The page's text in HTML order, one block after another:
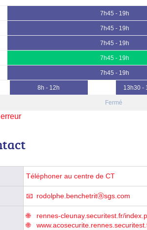
7h45 - 19h
7h45 - 19h
7h45 - 19h
7h45 - 19h
7h45 - 19h
8h - 12h 13h30 -
Fermé
Téléphoner au centre de CT
rodolphe.benchetritⓐsgs.com
rennes-cleunay.securitest.fr/